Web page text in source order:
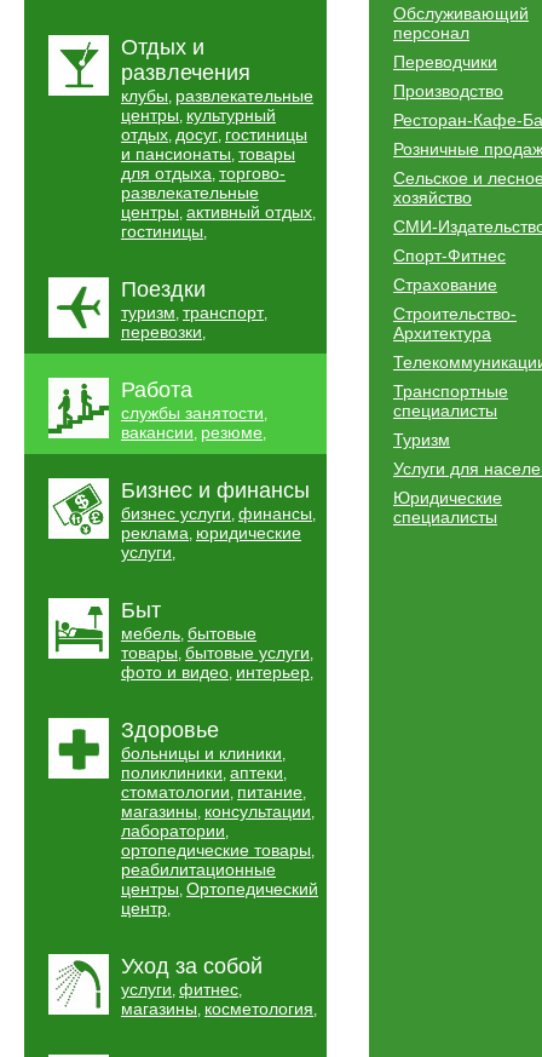
Отдых и
развлечения
клубы, развлекательные
центры, культурный
отдых, досуг, гостиницы
и пансионаты, товары
для отдыха, торгово-
развлекательные
центры, активный отдых,
гостиницы,
Поездки
туризм, транспорт,
перевозки,
Работа
службы занятости,
вакансии, резюме,
Бизнес и финансы
бизнес услуги, финансы,
реклама, юридические
услуги,
Быт
мебель, бытовые
товары, бытовые услуги,
фото и видео, интерьер,
Здоровье
больницы и клиники,
поликлиники, аптеки,
стоматологии, питание,
магазины, консультации,
лаборатории,
ортопедические товары,
реабилитационные
центры, Ортопедический
центр,
Уход за собой
услуги, фитнес,
магазины, косметология,
Обслуживающий
персонал
Переводчики
Производство
Ресторан-Кафе-
Розничные
Сельское и
хозяйство
СМИ-
Спорт-Фитнес
Страхование
Строительство-
Архитектура
Транспортные
специалисты
Туризм
Услуги для
Юридические
специалисты